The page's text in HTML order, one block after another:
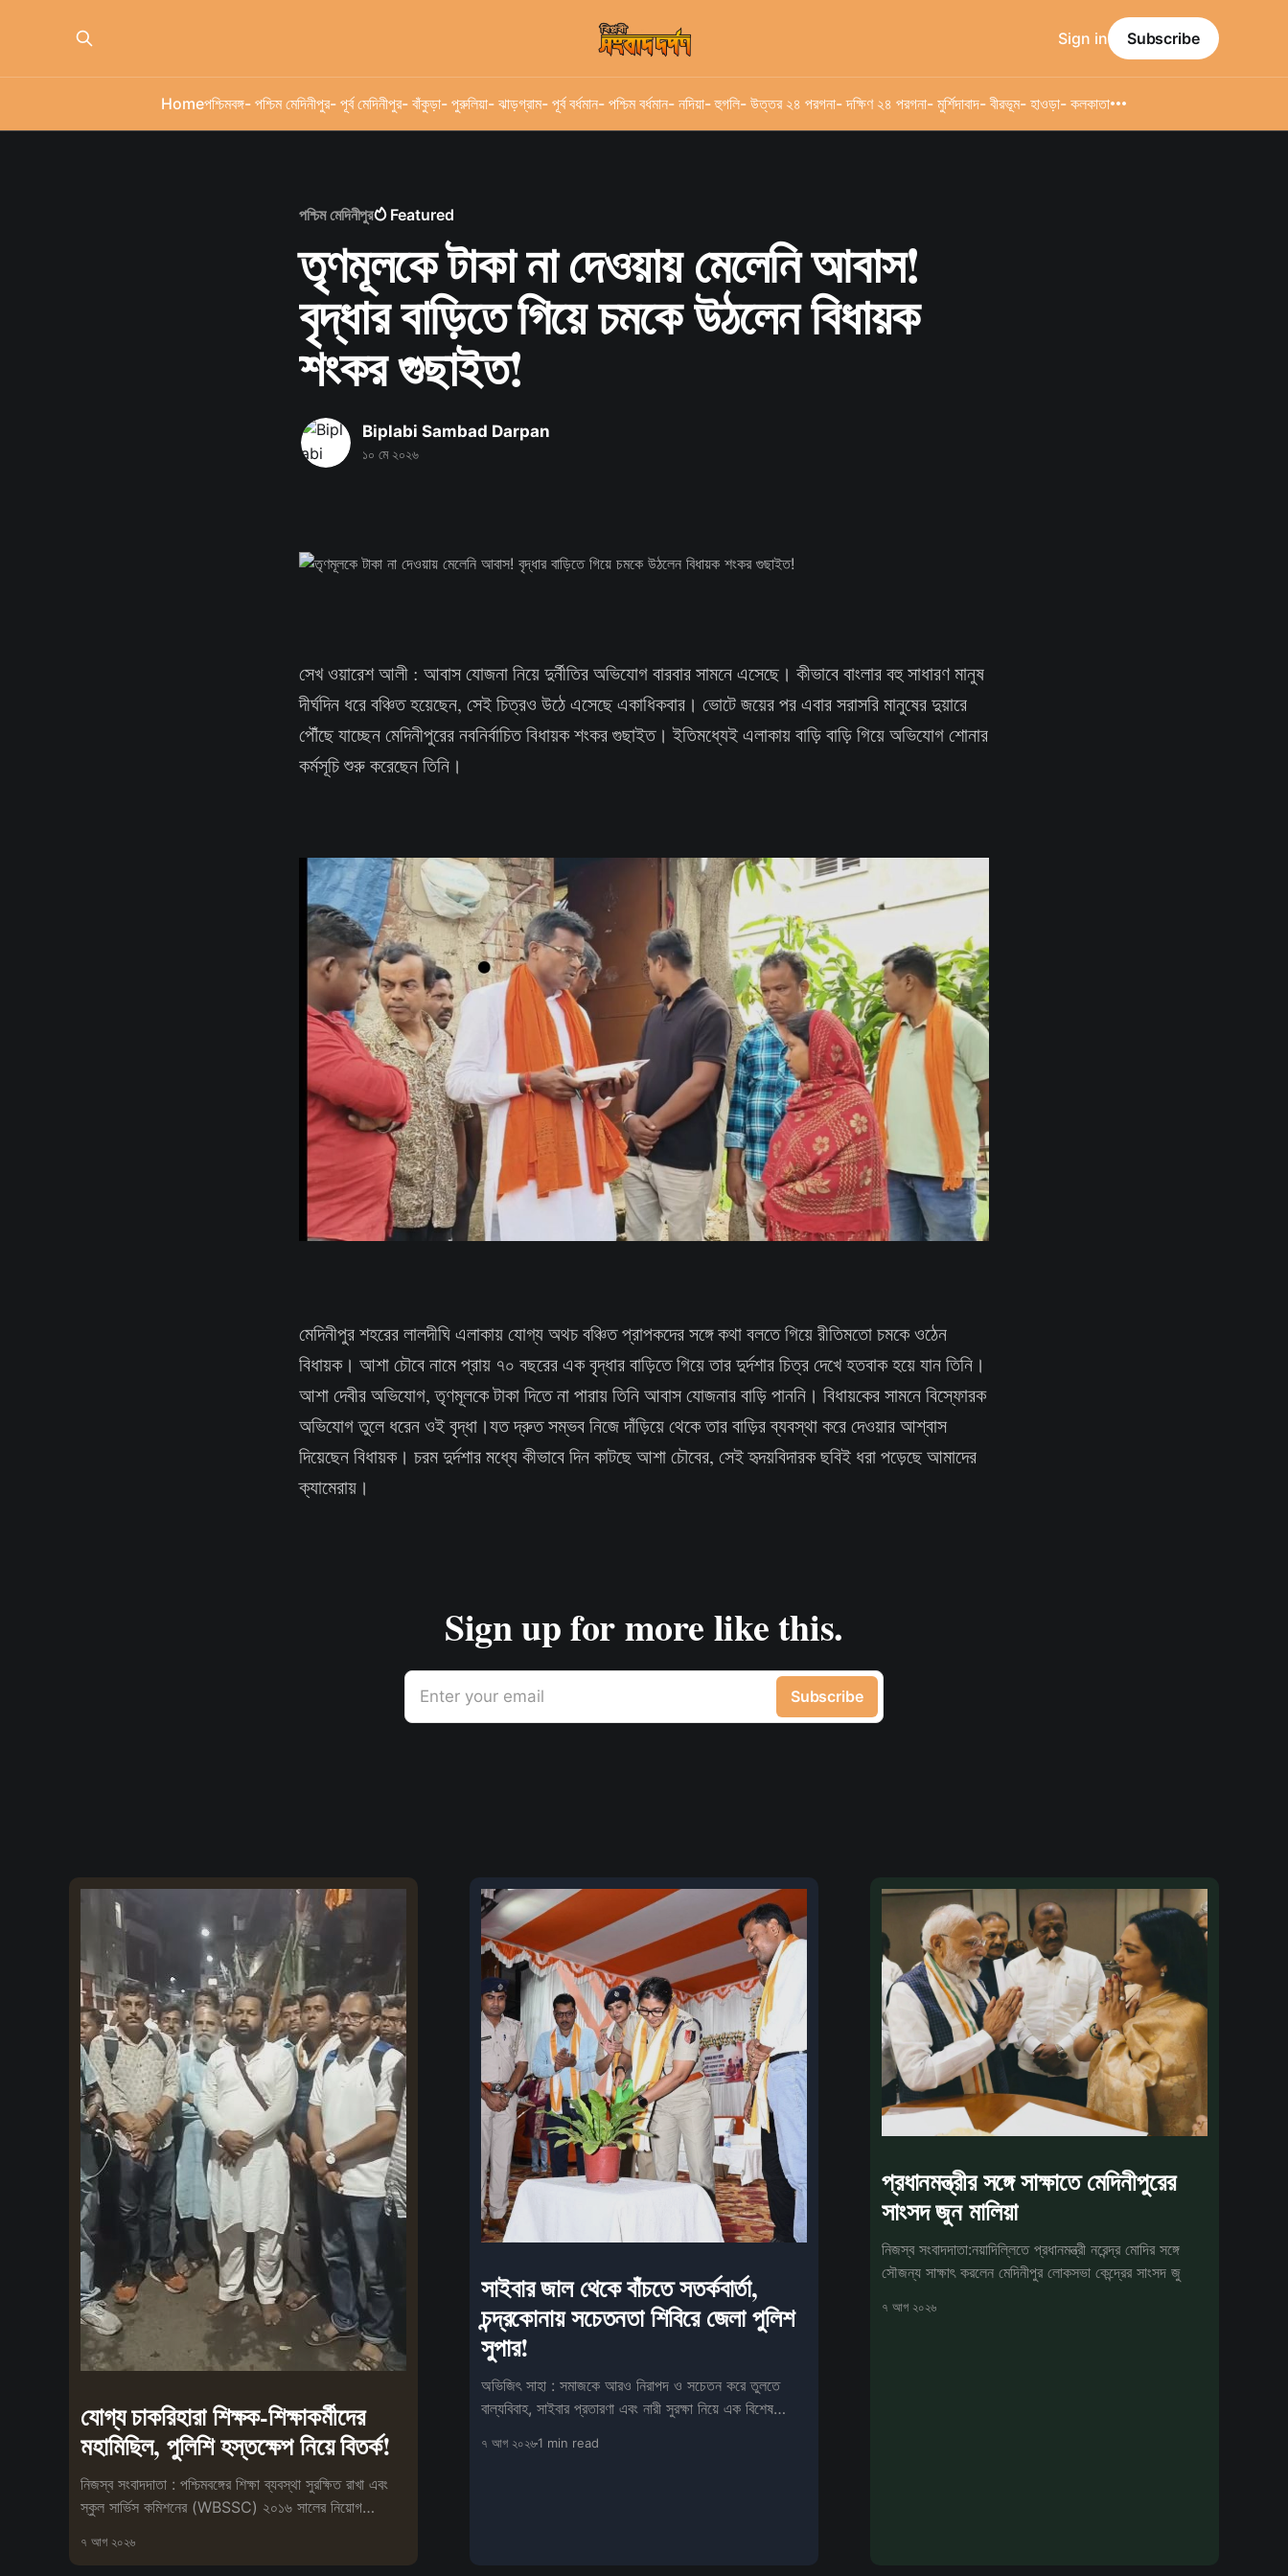
Homeপশ্চিমবঙ্গ- পশ্চিম মেদিনীপুর- পূর্ব মেদিনীপুর- বাঁকুড়া- পুরুলিয়া- ঝাড়গ্রাম- পূর্ব বর্ধমান- পশ্চিম বর্ধমান- নদিয়া- হুগলি- উত্তর ২৪ পরগনা- দক্ষিণ ২৪ পরগনা- মুর্শিদাবাদ- বীরভূম- হাওড়া- কলকাতা
Sign in Subscribe
পশ্চিম মেদিনীপুর Featured
তৃণমূলকে টাকা না দেওয়ায় মেলেনি আবাস!
বৃদ্ধার বাড়িতে গিয়ে চমকে উঠলেন বিধায়ক
শংকর গুছাইত!
Biplabi Sambad Darpan
১০ মে ২০২৬
সেখ ওয়ারেশ আলী : আবাস যোজনা নিয়ে দুর্নীতির অভিযোগ বারবার সামনে এসেছে। কীভাবে বাংলার বহু সাধারণ মানুষ
দীর্ঘদিন ধরে বঞ্চিত হয়েছেন, সেই চিত্রও উঠে এসেছে একাধিকবার। ভোটে জয়ের পর এবার সরাসরি মানুষের দুয়ারে
পৌঁছে যাচ্ছেন মেদিনীপুরের নবনির্বাচিত বিধায়ক শংকর গুছাইত। ইতিমধ্যেই এলাকায় বাড়ি বাড়ি গিয়ে অভিযোগ শোনার
কর্মসূচি শুরু করেছেন তিনি।
মেদিনীপুর শহরের লালদীঘি এলাকায় যোগ্য অথচ বঞ্চিত প্রাপকদের সঙ্গে কথা বলতে গিয়ে রীতিমতো চমকে ওঠেন
বিধায়ক। আশা চৌবে নামে প্রায় ৭০ বছরের এক বৃদ্ধার বাড়িতে গিয়ে তার দুর্দশার চিত্র দেখে হতবাক হয়ে যান তিনি।
আশা দেবীর অভিযোগ, তৃণমূলকে টাকা দিতে না পারায় তিনি আবাস যোজনার বাড়ি পাননি। বিধায়কের সামনে বিস্ফোরক
অভিযোগ তুলে ধরেন ওই বৃদ্ধা।যত দ্রুত সম্ভব নিজে দাঁড়িয়ে থেকে তার বাড়ির ব্যবস্থা করে দেওয়ার আশ্বাস
দিয়েছেন বিধায়ক। চরম দুর্দশার মধ্যে কীভাবে দিন কাটছে আশা চৌবের, সেই হৃদয়বিদারক ছবিই ধরা পড়েছে আমাদের
ক্যামেরায়।
Sign up for more like this.
Enter your email Subscribe
যোগ্য চাকরিহারা শিক্ষক-শিক্ষাকর্মীদের
মহামিছিল, পুলিশি হস্তক্ষেপ নিয়ে বিতর্ক!
নিজস্ব সংবাদদাতা : পশ্চিমবঙ্গের শিক্ষা ব্যবস্থা সুরক্ষিত রাখা এবং
স্কুল সার্ভিস কমিশনের (WBSSC) ২০১৬ সালের নিয়োগ
৭ আগ ২০২৬
সাইবার জাল থেকে বাঁচতে সতর্কবার্তা,
চন্দ্রকোনায় সচেতনতা শিবিরে জেলা পুলিশ
সুপার!
অভিজিৎ সাহা : সমাজকে আরও নিরাপদ ও সচেতন করে তুলতে
বাল্যবিবাহ, সাইবার প্রতারণা এবং নারী সুরক্ষা নিয়ে এক বিশেষ
৭ আগ ২০২৬1 min read
প্রধানমন্ত্রীর সঙ্গে সাক্ষাতে মেদিনীপুরের
সাংসদ জুন মালিয়া
নিজস্ব সংবাদদাতা:নয়াদিল্লিতে প্রধানমন্ত্রী নরেন্দ্র মোদির সঙ্গে
সৌজন্য সাক্ষাৎ করলেন মেদিনীপুর লোকসভা কেন্দ্রের সাংসদ জু
৭ আগ ২০২৬